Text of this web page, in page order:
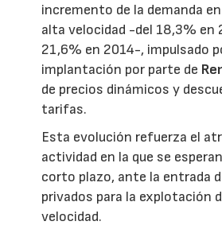
incremento de la demanda
alta velocidad -del 18,3% en
21,6% en 2014-, impulsado
implantación por parte de
de precios dinámicos y
tarifas.
Esta evolución refuerza el
actividad en la que se
corto plazo, ante la entrada
privados para la explotación
velocidad.